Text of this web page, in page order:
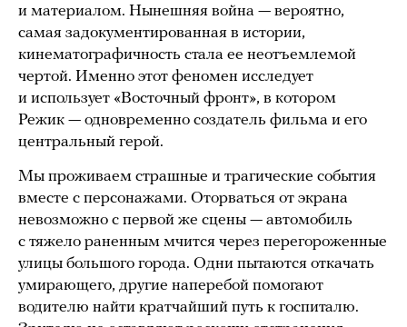
и материалом. Нынешняя война — вероятно,
самая задокументированная в истории,
кинематографичность стала ее неотъемлемой
чертой. Именно этот феномен исследует
и использует «Восточный фронт», в котором
Режик — одновременно создатель фильма и его
центральный герой.
Мы проживаем страшные и трагические события
вместе с персонажами. Оторваться от экрана
невозможно с первой же сцены — автомобиль
с тяжело раненным мчится через перегороженные
улицы большого города. Одни пытаются откачать
умирающего, другие наперебой помогают
водителю найти кратчайший путь к госпиталю.